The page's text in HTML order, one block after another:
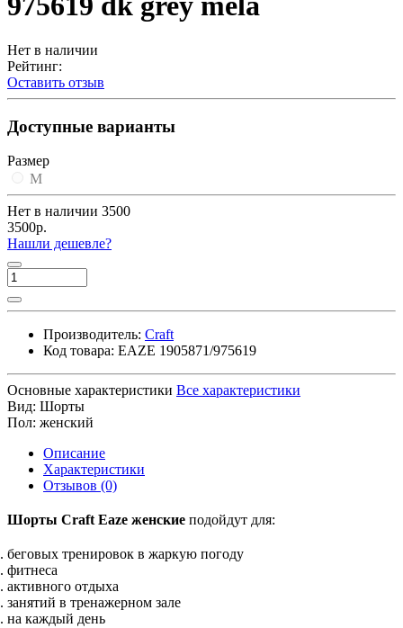
Нет в наличии
Рейтинг:
Оставить отзыв
Доступные варианты
Размер
M
Нет в наличии 3500
3500р.
Нашли дешевле?
Производитель: Craft
Код товара: EAZE 1905871/975619
Основные характеристики Все характеристики
Вид: Шорты
Пол: женский
Описание
Характеристики
Отзывов (0)
Шорты Craft Eaze женские подойдут для:
беговых тренировок в жаркую погоду
фитнеса
активного отдыха
занятий в тренажерном зале
на каждый день